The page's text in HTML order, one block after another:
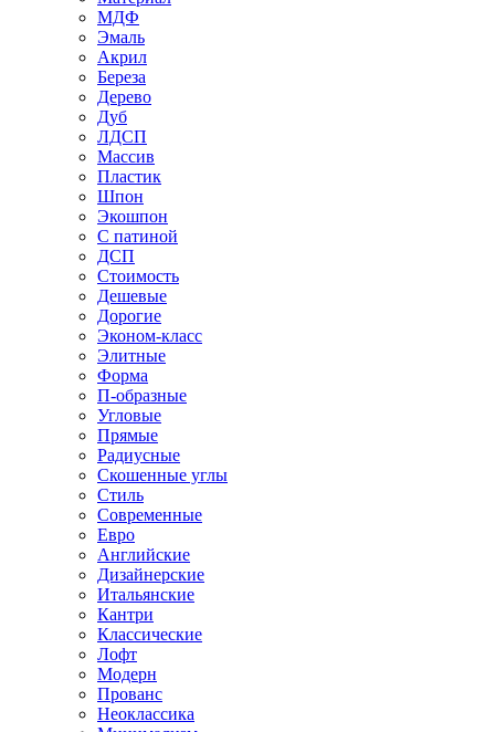
МДФ
Эмаль
Акрил
Береза
Дерево
Дуб
ЛДСП
Массив
Пластик
Шпон
Экошпон
С патиной
ДСП
Стоимость
Дешевые
Дорогие
Эконом-класс
Элитные
Форма
П-образные
Угловые
Прямые
Радиусные
Скошенные углы
Стиль
Современные
Евро
Английские
Дизайнерские
Итальянские
Кантри
Классические
Лофт
Модерн
Прованс
Неоклассика